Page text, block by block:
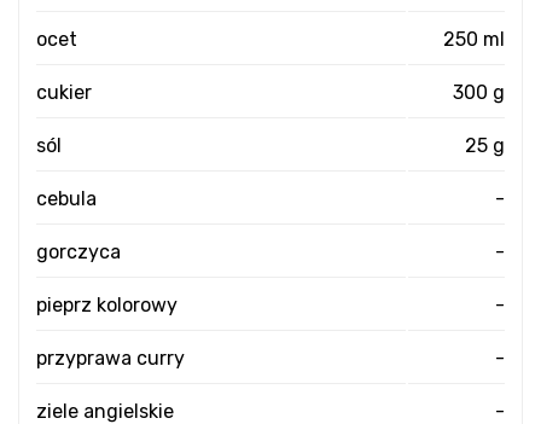
ocet 250 ml
cukier 300 g
sól 25 g
cebula -
gorczyca -
pieprz kolorowy -
przyprawa curry -
ziele angielskie -